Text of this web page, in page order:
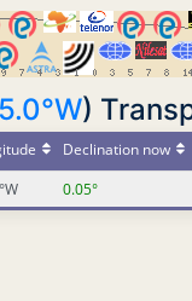
5.0°W)
Declination now
0.05°